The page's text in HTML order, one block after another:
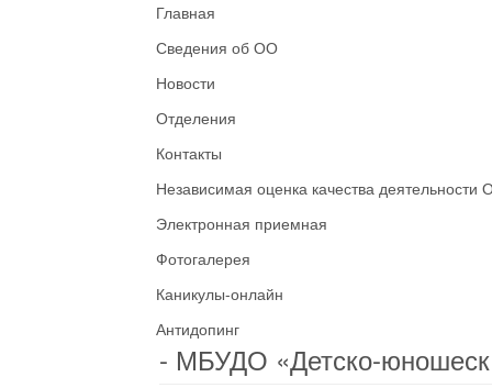
Главная
Сведения об ОО
Новости
Отделения
Контакты
Независимая оценка качества деятельности
Электронная приемная
Фотогалерея
Каникулы-онлайн
Антидопинг
- МБУДО «Детско-